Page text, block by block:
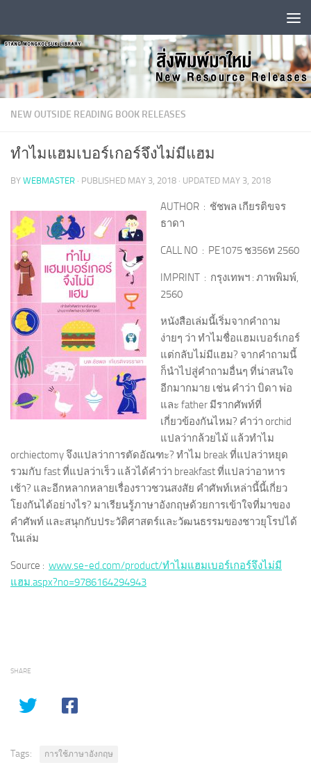
NEW OUTSIDE READING BOOK RELEASES
ทำไมแฮมเบอร์เกอร์จึงไม่มีแฮม
BY WEBMASTER · PUBLISHED MAY 3, 2018 · UPDATED MAY 3, 2018
AUTHOR : ชัชพล เกียรติขจร
ธาดา
CALL NO : PE1075 ช356ท 2560
IMPRINT : กรุงเทพฯ : ภาพพิมพ์,
2560
หนังสือเล่มนี้เริ่มจากคำถาม
ง่ายๆ ว่า ทำไมชื่อแฮมเบอร์เกอร์
แต่กลับไม่มีแฮม? จากคำถามนี้
ก็นำไปสู่คำถามอื่นๆ ที่น่าสนใจ
อีกมากมาย เช่น คำว่า บิดา พ่อ
และ father มีรากศัพท์ที่
เกี่ยวข้องกันไหม? คำว่า orchid
แปลว่ากล้วยไม้ แล้วทำไม
orchiectomy จึงแปลว่าการตัดอัณฑะ? ทำไม break ที่แปลว่าหยุด
รวมกับ fast ที่แปลว่าเร็ว แล้วได้คำว่า breakfast ที่แปลว่าอาหาร
เช้า? และอีกหลากหลายเรื่องราวชวนสงสัย คำศัพท์เหล่านี้นี้เกี่ยว
โยงกันได้อย่างไร? มาเรียนรู้ภาษาอังกฤษด้วยการเข้าใจที่มาของ
คำศัพท์ และสนุกกับประวัติศาสตร์และวัฒนธรรมของชาวยุโรปได้
ในเล่ม
Source : www.se-ed.com/product/ทำไมแฮมเบอร์เกอร์จึงไม่มี
แฮม.aspx?no=9786164294943
SHARE
Tags: การใช้ภาษาอังกฤษ